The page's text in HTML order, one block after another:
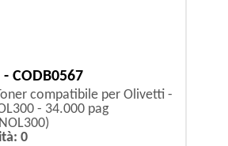
- CODB0567
compatibile per Olivetti -
- 34.000 pag
0